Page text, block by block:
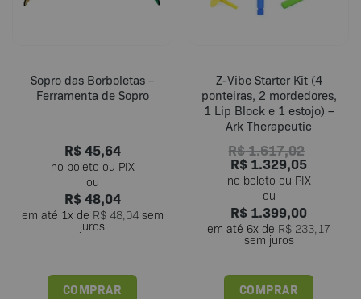
Sopro das Borboletas –
Ferramenta de Sopro
R$45,64
R$48,04
em até 1x de R$48,04sem
juros
COMPRAR
Z-Vibe Starter Kit (4
ponteiras, 2 mordedores,
1 Lip Block e 1 estojo) –
Ark Therapeutic
R$1.617,02
R$ 1.329,05
R$ 1.399,00
em até 6x de R$ 233,17
sem juros
COMPRAR